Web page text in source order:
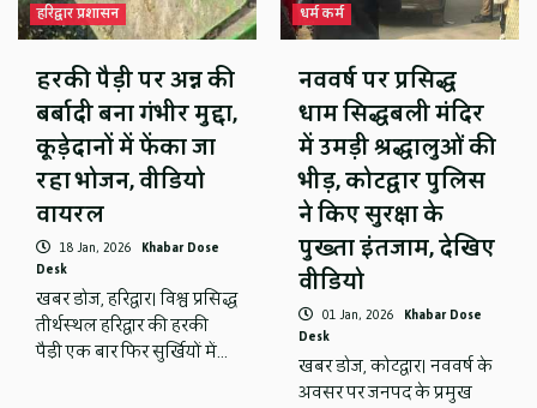
हरिद्वार प्रशासन
हरकी पैड़ी पर अन्न की
बर्बादी बना गंभीर मुद्दा,
कूड़ेदानों में फेंका जा
रहा भोजन, वीडियो
वायरल
18 Jan, 2026 Khabar Dose
Desk
खबर डोज, हरिद्वार। विश्व प्रसिद्ध
तीर्थस्थल हरिद्वार की हरकी
पैड़ी एक बार फिर सुर्खियों में…
धर्म कर्म
नववर्ष पर प्रसिद्ध
धाम सिद्धबली मंदिर
में उमड़ी श्रद्धालुओं की
भीड़, कोटद्वार पुलिस
ने किए सुरक्षा के
पुख्ता इंतजाम, देखिए
वीडियो
01 Jan, 2026 Khabar Dose
Desk
खबर डोज, कोटद्वार। नववर्ष के
अवसर पर जनपद के प्रमुख